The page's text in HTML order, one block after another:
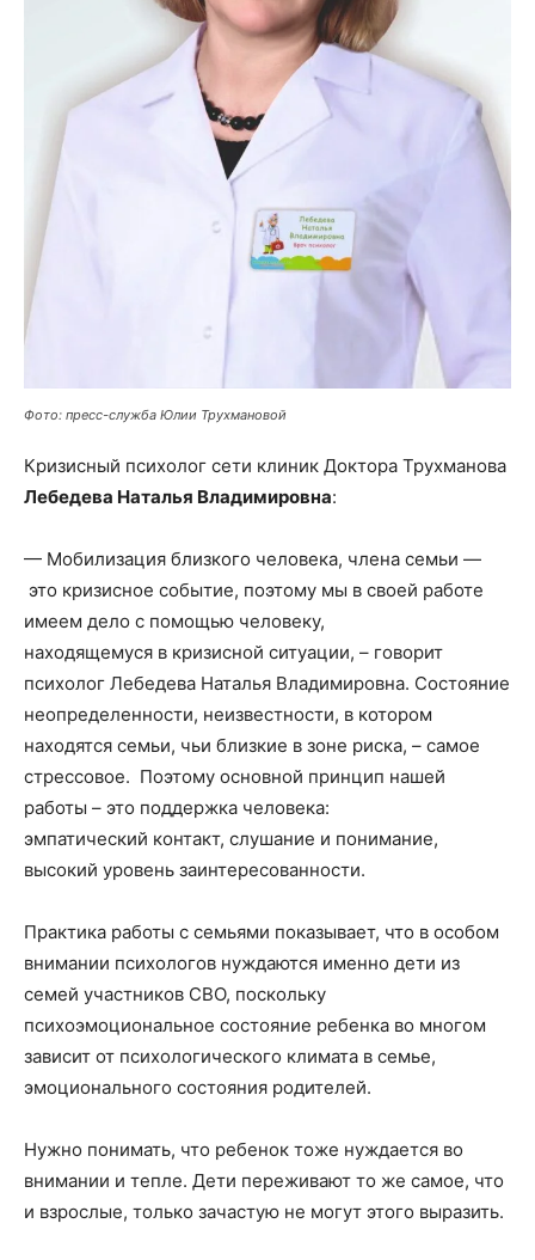
Фото: пресс-служба Юлии Трухмановой
Кризисный психолог сети клиник Доктора Трухманова
Лебедева Наталья Владимировна:
— Мобилизация близкого человека, члена семьи —
это кризисное событие, поэтому мы в своей работе
имеем дело с помощью человеку,
находящемуся в кризисной ситуации, – говорит
психолог Лебедева Наталья Владимировна. Состояние
неопределенности, неизвестности, в котором
находятся семьи, чьи близкие в зоне риска, – самое
стрессовое. Поэтому основной принцип нашей
работы – это поддержка человека:
эмпатический контакт, слушание и понимание,
высокий уровень заинтересованности.
Практика работы с семьями показывает, что в особом
внимании психологов нуждаются именно дети из
семей участников СВО, поскольку
психоэмоциональное состояние ребенка во многом
зависит от психологического климата в семье,
эмоционального состояния родителей.
Нужно понимать, что ребенок тоже нуждается во
внимании и тепле. Дети переживают то же самое, что
и взрослые, только зачастую не могут этого выразить.